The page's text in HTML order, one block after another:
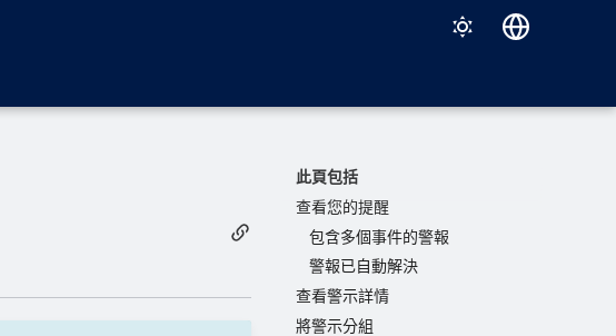
Italiano
此頁包括
查看您的提醒
包含多個事件的警報
警報已自動解決
查看警示詳情
將警示分組